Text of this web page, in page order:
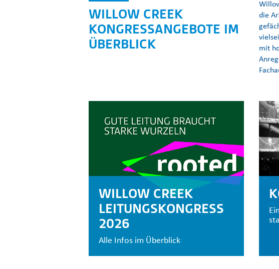
WILLOW CREEK
KONGRESSANGEBOTE IM
ÜBERBLICK
die
mit
WILLOW CREEK
LEITUNGSKONGRESS
2026
Alle Infos im Überblick